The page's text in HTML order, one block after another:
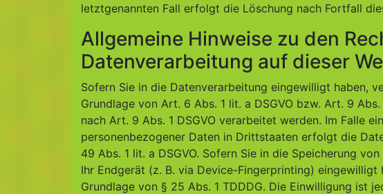
letztgenannten Fall erfolgt die Löschung nach Fortfall
Allgemeine Hinweise zu den
Datenverarbeitung auf dieser
Sofern Sie in die Datenverarbeitung eingewilligt haben,
Grundlage von Art. 6 Abs. 1 lit. a DSGVO bzw. Art. 9
nach Art. 9 Abs. 1 DSGVO verarbeitet werden. Im Falle
personenbezogener Daten in Drittstaaten erfolgt die
49 Abs. 1 lit. a DSGVO. Sofern Sie in die Speicherung
Ihr Endgerät (z. B. via Device-Fingerprinting)
Grundlage von § 25 Abs. 1 TDDDG. Die Einwilligung ist